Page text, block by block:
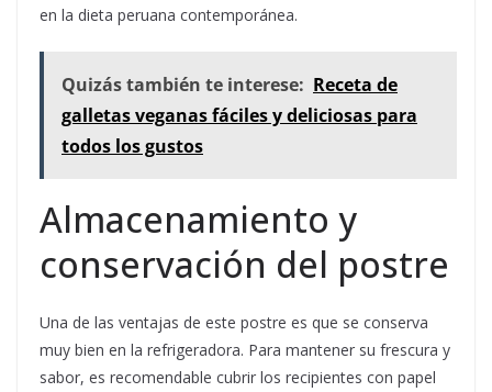
en la dieta peruana contemporánea.
Quizás también te interese: Receta de
galletas veganas fáciles y deliciosas para
todos los gustos
Almacenamiento y
conservación del postre
Una de las ventajas de este postre es que se conserva
muy bien en la refrigeradora. Para mantener su frescura y
sabor, es recomendable cubrir los recipientes con papel